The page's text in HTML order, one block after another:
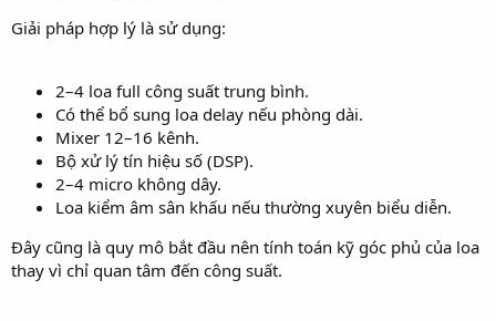
Giải pháp hợp lý là sử dụng:
2–4 loa full công suất trung bình.
Có thể bổ sung loa delay nếu phòng dài.
Mixer 12–16 kênh.
Bộ xử lý tín hiệu số (DSP).
2–4 micro không dây.
Loa kiểm âm sân khấu nếu thường xuyên biểu diễn.
Đây cũng là quy mô bắt đầu nên tính toán kỹ góc phủ của loa
thay vì chỉ quan tâm đến công suất.